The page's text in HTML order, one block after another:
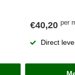
€40,20 per
Direct